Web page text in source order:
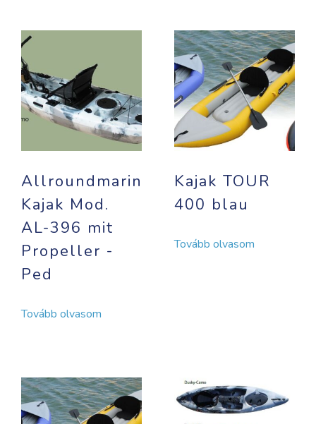
Allroundmarin
Kajak Mod.
AL-396 mit
Propeller -
Ped
Tovább olvasom
Kajak TOUR
400 blau
Tovább olvasom